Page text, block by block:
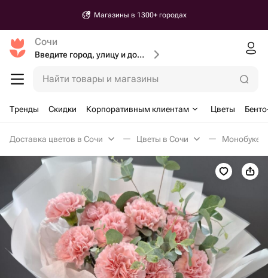
Магазины в 1300+ городах
Сочи
Введите город, улицу и дом доставки
Найти товары и магазины
Тренды Скидки Корпоративным клиентам Цветы
Доставка цветов в Сочи Цветы в Сочи